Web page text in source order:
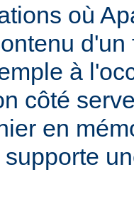
où
à
côté
en